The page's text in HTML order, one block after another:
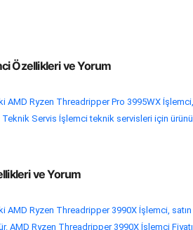
Özellikleri ve Yorum
AMD Ryzen Threadripper Pro 3995WX İşlemci,
Servis İşlemci teknik servisleri için
ve Yorum
Ryzen Threadripper 3990X İşlemci, satın
AMD Ryzen Threadripper 3990X İşlemci Fiyatı